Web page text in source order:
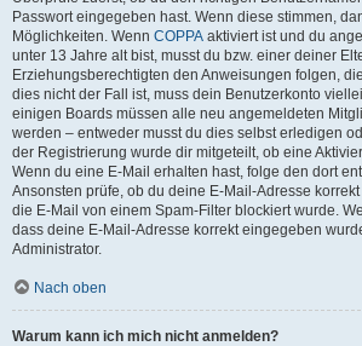
Passwort eingegeben hast. Wenn diese stimmen,
Möglichkeiten. Wenn COPPA aktiviert ist und du
unter 13 Jahre alt bist, musst du bzw. einer deiner
Erziehungsberechtigten den Anweisungen folgen,
dies nicht der Fall ist, muss dein Benutzerkonto
einigen Boards müssen alle neu angemeldeten
werden – entweder musst du dies selbst erledigen
der Registrierung wurde dir mitgeteilt, ob eine
Wenn du eine E-Mail erhalten hast, folge den dort
Ansonsten prüfe, ob du deine E-Mail-Adresse
die E-Mail von einem Spam-Filter blockiert wurde.
dass deine E-Mail-Adresse korrekt eingegeben
Administrator.
Nach oben
Warum kann ich mich nicht anmelden?